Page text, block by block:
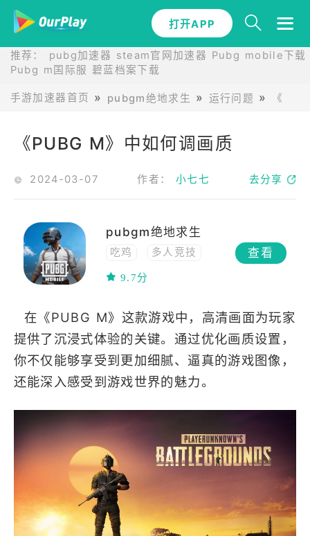
打开APP
推荐： pubg加速器 steam官网加速器 Pubg mobile下载
Pubg m国际服 碧蓝档案下载
手游加速器首页 pubgm绝地求生 运行问题 《
《PUBG M》中如何调画质
2024-03-07 作者：小七七 去分享
pubgm绝地求生
吃鸡
多人竞技
联网
高画质
沙盒
多人
开放世界
射击
FPS
竞技
移植
枪战
9.7分
查看
在《PUBG M》这款游戏中，高清画面为玩家
提供了沉浸式体验的关键。通过优化画质设置，
你不仅能够享受到更加细腻、逼真的游戏图像，
还能深入感受到游戏世界的魅力。